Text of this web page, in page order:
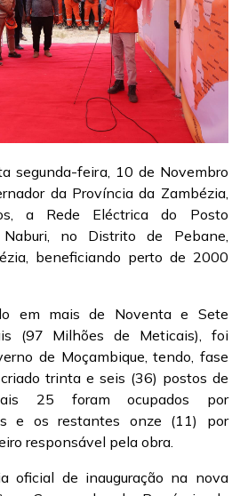
segunda-feira, 10 de Novembro
da Província da Zambézia,
a Rede Eléctrica do Posto
no Distrito de Pebane,
beneficiando perto de 2000
em mais de Noventa e Sete
(97 Milhões de Meticais), foi
de Moçambique, tendo, fase
trinta e seis (36) postos de
25 foram ocupados por
e os restantes onze (11) por
responsável pela obra.
oficial de inauguração na nova